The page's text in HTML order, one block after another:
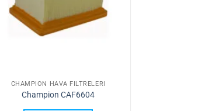
CHAMPION HAVA FILTRELERI
Champion CAF6604